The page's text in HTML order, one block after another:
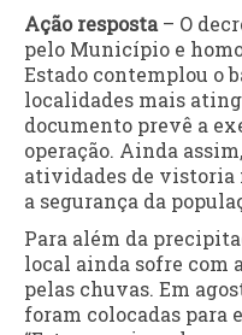
Ação resposta – O
pelo Município e
Estado contemplou o
localidades mais
documento prevê a
operação. Ainda
atividades de vistoria
a segurança da
Para além da
local ainda sofre com
pelas chuvas. Em
foram colocadas para